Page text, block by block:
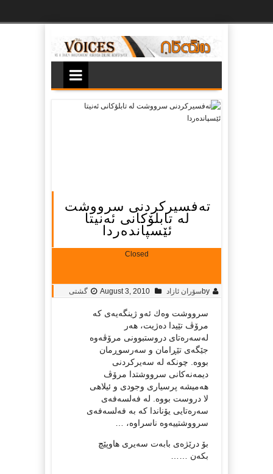
ته‌فسیركردنی سرووشت
له‌ تابلۆكانی ئه‌نیتا
ئێسپانده‌ردا
Closed
byسۆران ئازاد August 3, 2010 گشتی
سرووشت وه‌ك ئه‌و ژینگه‌یه‌ی كه‌
مرۆڤ تێیدا ده‌ژیت، هه‌ر
له‌سه‌ره‌تای دروستبوونی مرۆڤه‌وه‌
جێگه‌ی تێڕامان و سه‌رسوڕمان
بووه‌. چونكه‌ له‌ سه‌یركردنی
دیمه‌نه‌كانی سرووشتدا مرۆڤ
هه‌میشه‌ پرسیاری وجودی و ئیلاهی
لا دروست بووه‌. له‌ فه‌لسه‌فه‌ی
سه‌ره‌تایی یۆناندا كه‌ به‌ فه‌لسه‌فه‌ی
سرووشتییه‌وه‌ ناسراوه‌، …
بۆ درێژه‌ی بابه‌ت سه‌یری هاوپێچ
بکه‌ن ……